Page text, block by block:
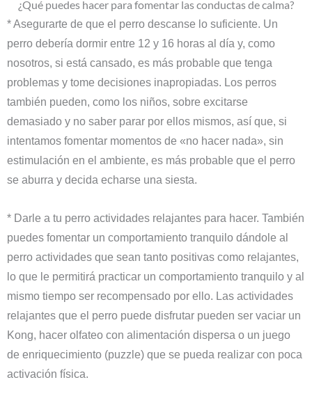
¿Qué puedes hacer para fomentar las conductas de calma?
* Asegurarte de que el perro descanse lo suficiente. Un
perro debería dormir entre 12 y 16 horas al día y, como
nosotros, si está cansado, es más probable que tenga
problemas y tome decisiones inapropiadas. Los perros
también pueden, como los niños, sobre excitarse
demasiado y no saber parar por ellos mismos, así que, si
intentamos fomentar momentos de «no hacer nada», sin
estimulación en el ambiente, es más probable que el perro
se aburra y decida echarse una siesta.
* Darle a tu perro actividades relajantes para hacer. También
puedes fomentar un comportamiento tranquilo dándole al
perro actividades que sean tanto positivas como relajantes,
lo que le permitirá practicar un comportamiento tranquilo y al
mismo tiempo ser recompensado por ello. Las actividades
relajantes que el perro puede disfrutar pueden ser vaciar un
Kong, hacer olfateo con alimentación dispersa o un juego
de enriquecimiento (puzzle) que se pueda realizar con poca
activación física.